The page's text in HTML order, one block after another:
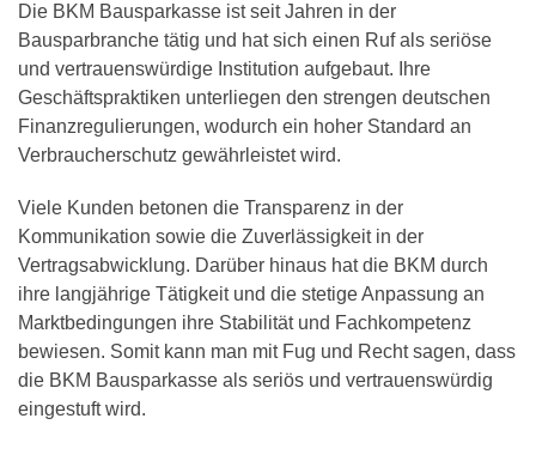
Die BKM Bausparkasse ist seit Jahren in der
Bausparbranche tätig und hat sich einen Ruf als seriöse
und vertrauenswürdige Institution aufgebaut. Ihre
Geschäftspraktiken unterliegen den strengen deutschen
Finanzregulierungen, wodurch ein hoher Standard an
Verbraucherschutz gewährleistet wird.
Viele Kunden betonen die Transparenz in der
Kommunikation sowie die Zuverlässigkeit in der
Vertragsabwicklung. Darüber hinaus hat die BKM durch
ihre langjährige Tätigkeit und die stetige Anpassung an
Marktbedingungen ihre Stabilität und Fachkompetenz
bewiesen. Somit kann man mit Fug und Recht sagen, dass
die BKM Bausparkasse als seriös und vertrauenswürdig
eingestuft wird.